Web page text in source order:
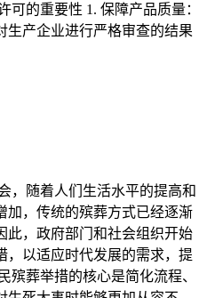
可的重要性 1. 保障产品质量：
生产企业进行严格审查的结果
，随着人们生活水平的提高和
加，传统的殡葬方式已经逐渐
此，政府部门和社会组织开始
，以适应时代发展的需求，提
殡葬举措的核心是简化流程、